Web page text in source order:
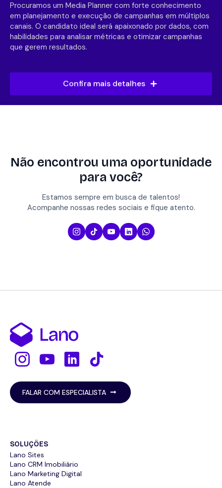
Procuramos um Media Planner com forte conhecimento
em planejamento e execução de campanhas em múltiplos
canais. O candidato ideal será apaixonado por dados, com
habilidades para analisar métricas e otimizar campanhas
que gerem resultados.
Confira mais detalhes
Não encontrou uma oportunidade
para você?
Estamos sempre em busca de talentos!
Acompanhe nossas redes sociais e fique atento.
FALAR COM ESPECIALISTA
SOLUÇÕES
Lano Sites
Lano CRM Imobiliário
Lano Marketing Digital
Lano Atende